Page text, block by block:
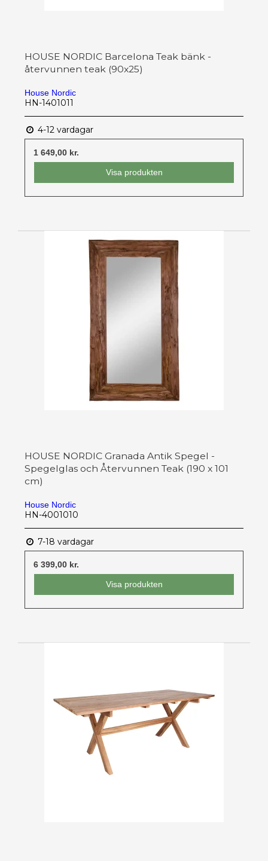
HOUSE NORDIC Barcelona Teak bänk -
återvunnen teak (90x25)
House Nordic
HN-1401011
4-12 vardagar
1 649,00 kr.
Visa produkten
HOUSE NORDIC Granada Antik Spegel -
Spegelglas och Återvunnen Teak (190 x 101
cm)
House Nordic
HN-4001010
7-18 vardagar
6 399,00 kr.
Visa produkten